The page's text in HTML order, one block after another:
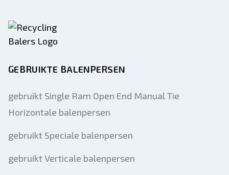
GEBRUIKTE BALENPERSEN
gebruikt Single Ram Open End Manual Tie
Horizontale balenpersen
gebruikt Speciale balenpersen
gebruikt Verticale balenpersen